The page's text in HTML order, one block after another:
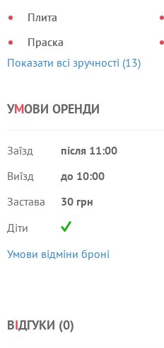
Плита
Праска
Показати всі зручності (13)
УМОВИ ОРЕНДИ
Заїзд
після 11:00
Виїзд
до 10:00
Застава
30 грн
Діти
Умови відміни броні
ВІДГУКИ (0)